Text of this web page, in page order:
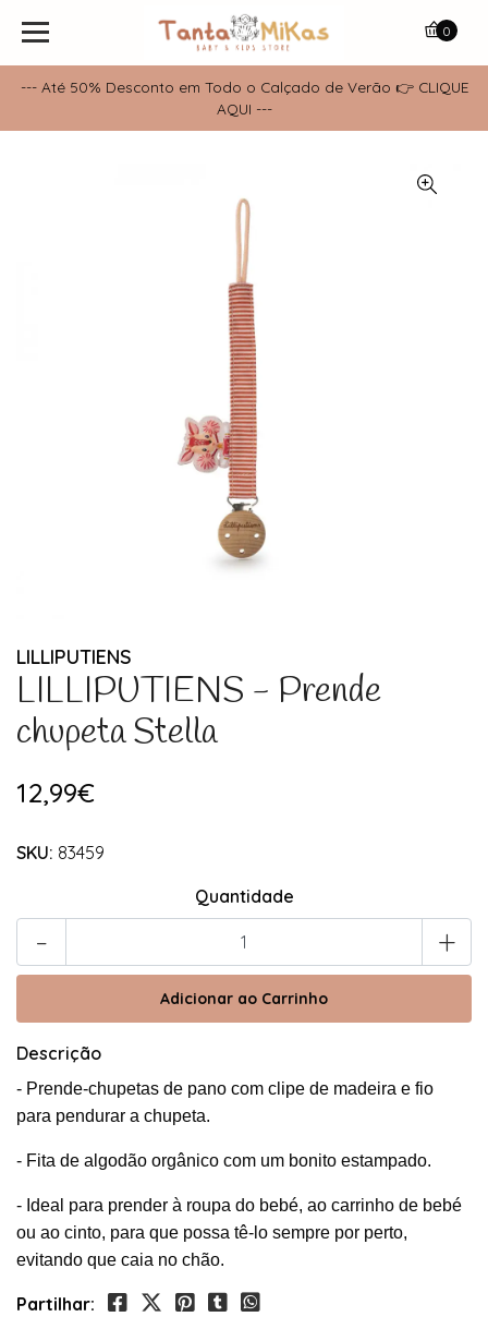
--- Até 50% Desconto em Todo o Calçado de Verão 👉 CLIQUE
AQUI ---
0
LILLIPUTIENS
LILLIPUTIENS - Prende
chupeta Stella
12,99€
SKU: 83459
Quantidade
- +
Descrição
- Prende-chupetas de pano com clipe de madeira e fio
para pendurar a chupeta.
- Fita de algodão orgânico com um bonito estampado.
- Ideal para prender à roupa do bebé, ao carrinho de bebé
ou ao cinto, para que possa tê-lo sempre por perto,
evitando que caia no chão.
Partilhar: